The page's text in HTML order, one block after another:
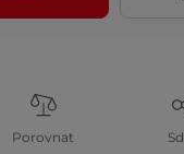
Porovnat